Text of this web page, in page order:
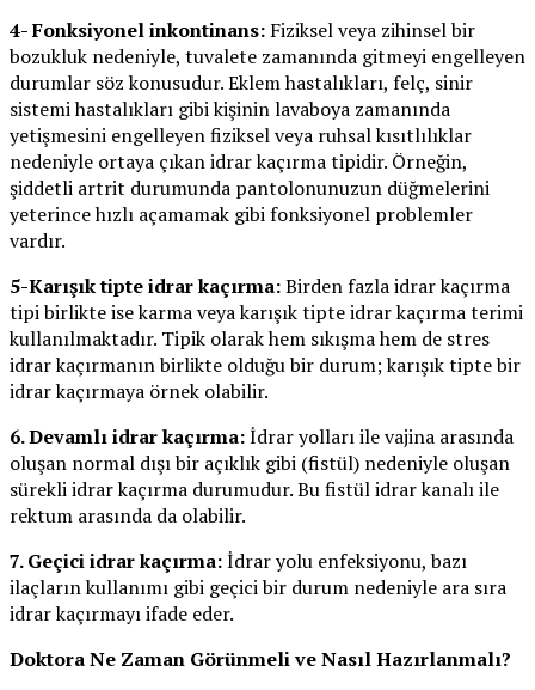
4- Fonksiyonel inkontinans: Fiziksel veya zihinsel bir
bozukluk nedeniyle, tuvalete zamanında gitmeyi engelleyen
durumlar söz konusudur. Eklem hastalıkları, felç, sinir
sistemi hastalıkları gibi kişinin lavaboya zamanında
yetişmesini engelleyen fiziksel veya ruhsal kısıtlılıklar
nedeniyle ortaya çıkan idrar kaçırma tipidir. Örneğin,
şiddetli artrit durumunda pantolonunuzun düğmelerini
yeterince hızlı açamamak gibi fonksiyonel problemler
vardır.
5-Karışık tipte idrar kaçırma:Birden fazla idrar kaçırma
tipi birlikte ise karma veya karışık tipte idrar kaçırma terimi
kullanılmaktadır. Tipik olarak hem sıkışma hem de stres
idrar kaçırmanın birlikte olduğu bir durum; karışık tipte bir
idrar kaçırmaya örnek olabilir.
6. Devamlı idrar kaçırma:İdrar yolları ile vajina arasında
oluşan normal dışı bir açıklık gibi (fistül) nedeniyle oluşan
sürekli idrar kaçırma durumudur. Bu fistül idrar kanalı ile
rektum arasında da olabilir.
7. Geçici idrar kaçırma:İdrar yolu enfeksiyonu, bazı
ilaçların kullanımı gibi geçici bir durum nedeniyle ara sıra
idrar kaçırmayı ifade eder.
Doktora Ne Zaman Görünmeli ve Nasıl Hazırlanmalı?